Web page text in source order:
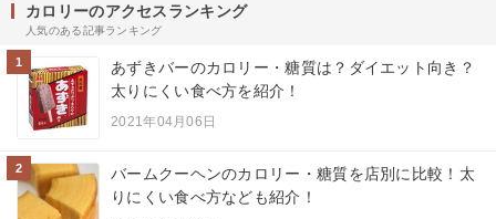
カロリーのアクセスランキング
人気のある記事ランキング
1
あずきバーのカロリー・糖質は？ダイエット向き？
太りにくい食べ方を紹介！
2021年04月06日
2
バームクーヘンのカロリー・糖質を店別に比較！太
りにくい食べ方なども紹介！